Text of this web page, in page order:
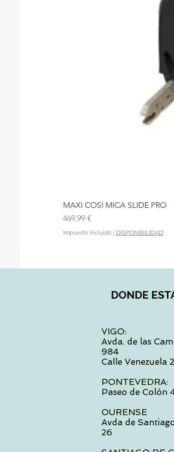
MAXI COSI MICA SLIDE PRO
Precio
469,99 €
Impuesto incluido | DISPONIBILIDAD
DONDE
VIGO:
Avda. de las
984
Calle
PONTEVEDRA:
Paseo de Colón
OURENSE
Avda de
26